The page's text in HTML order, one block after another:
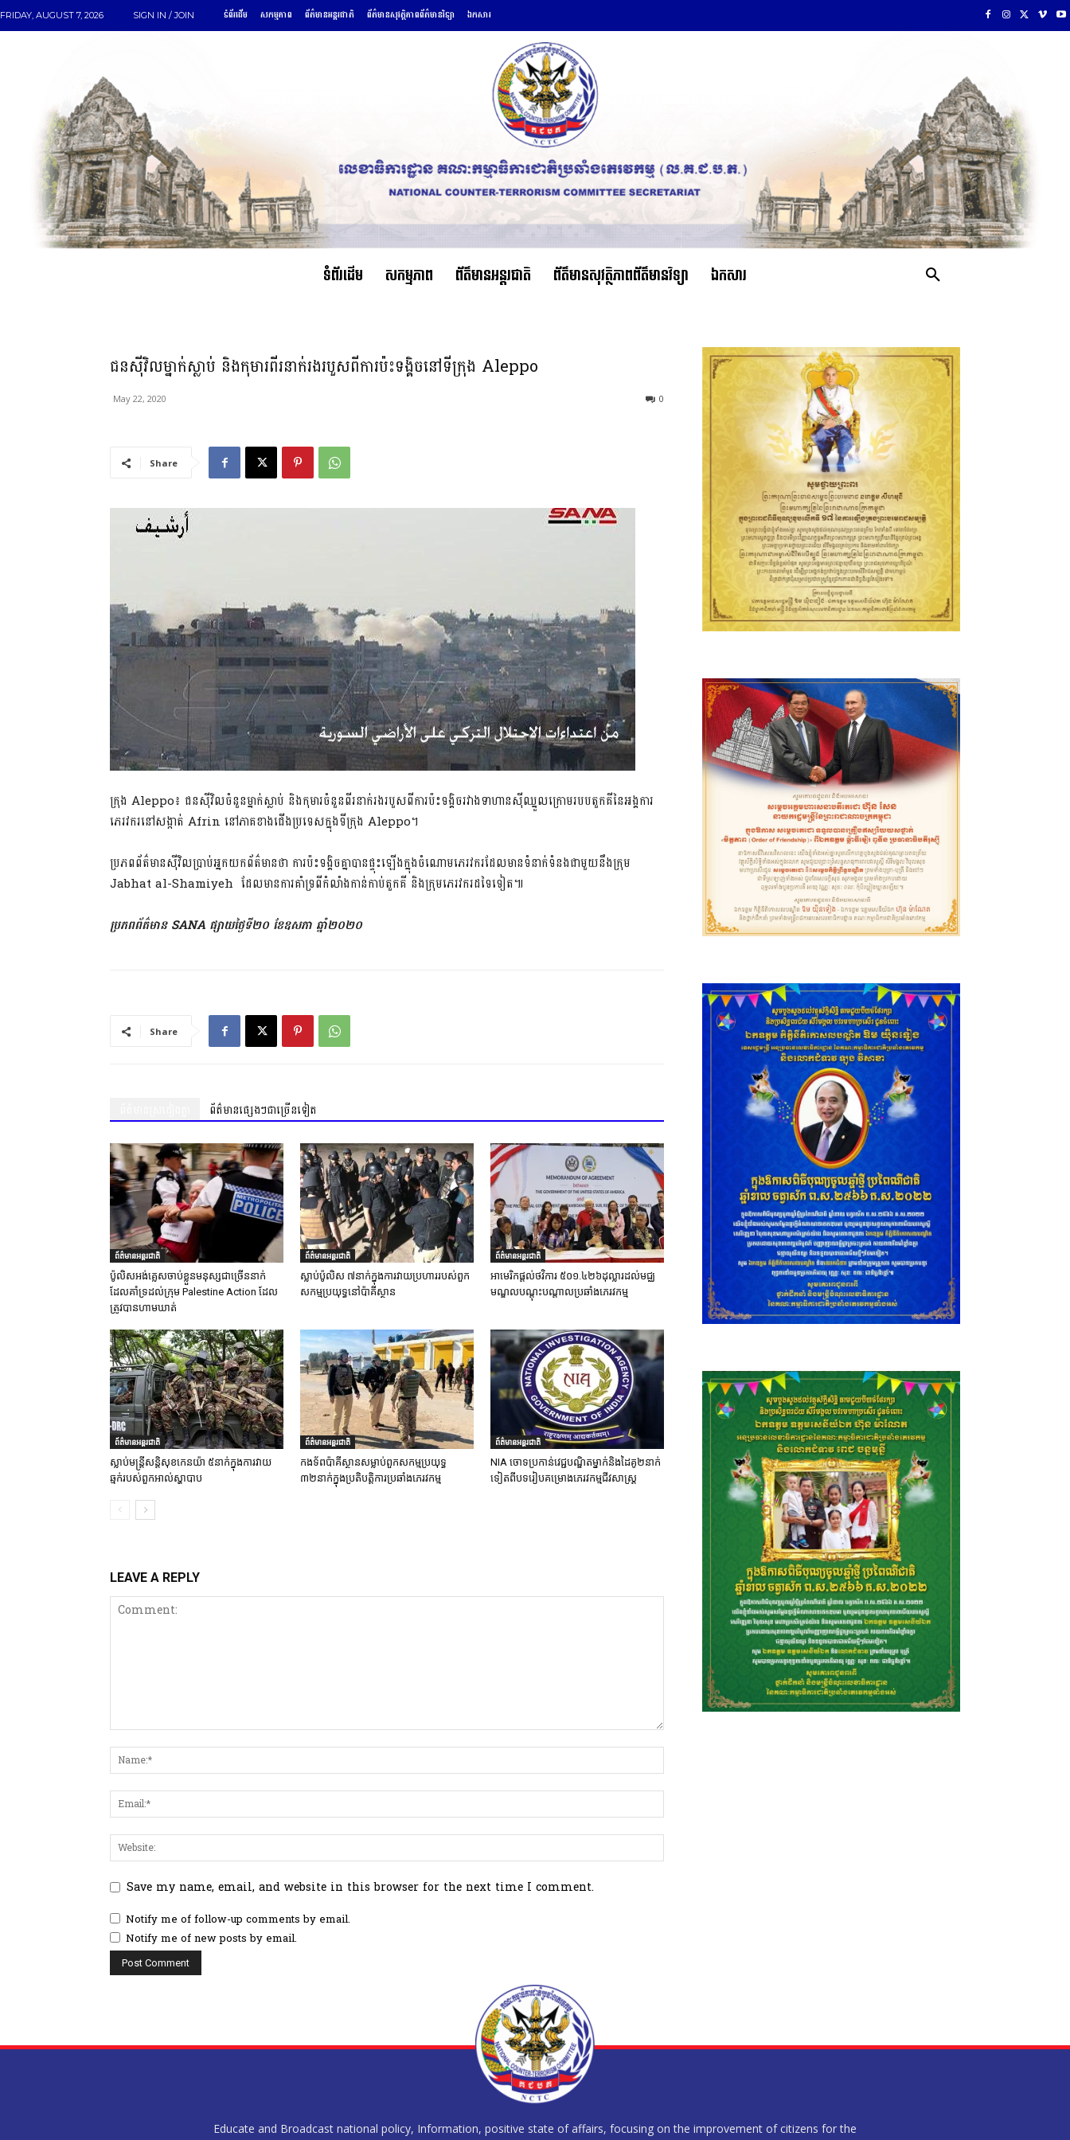
FRIDAY, AUGUST 7, 2026 SIGN IN / JOIN ទំព័រដើម សកម្មភាព ព័ត៌មានអន្តរជាតិ ព័ត៌មានសុវត្ថិភាពព័ត៌មានវិទ្យា ឯកសារ
ទំព័រដើម សកម្មភាព ព័ត៌មានអន្តរជាតិ ព័ត៌មានសុវត្ថិភាពព័ត៌មានវិទ្យា ឯកសារ
ជន​ស៊ីវិល​ម្នាក់​ស្លាប់ និង​កុមារ​ពីរ​នាក់​រងរបួស​ពី​ការប៉ះទង្គិច​នៅ​ទីក្រុង Aleppo
May 22, 2020 0
Share
ក្រុង Aleppo៖ ជន​ស៊ីវិល​ចំនួន​ម្នាក់​ស្លាប់ និង​កុមារ​ចំនួន​ពីរ​នាក់​រងរបួស​ពី​ការប៉ះទង្គិច​រវាង​ទាហាន​ស៊ីឈ្នួល​ក្រោម​របប​តួ​ក​គី​នៃ​អង្គការ​
ភេរវ​ករ​នៅ​សង្កាត់ Afrin នៅ​ភាគ​ខាងជើង​ប្រទេស​ក្នុង​ទីក្រុង Aleppo។
ប្រភពព័ត៌មាន​ស៊ីវិល​ប្រាប់​អ្នកយកព័ត៌មាន​ថា ការប៉ះទង្គិច​គ្នា​បាន​ផ្ទុះឡើង​ក្នុងចំណោម​ភេរវ​ករ​ដែលមាន​ទំនាក់ទំនង​ជាមួយនឹង​ក្រុម
Jabhat al-Shamiyeh ដែលមាន​ការគាំទ្រពី​កំលាំង​កាន់កាប់​តួ​ក​គី និង​ក្រុម​ភេរវ​ករ​ដទៃទៀត៕
ប្រភពព័ត៌មាន SANA ផ្សាយ​ថ្ងៃទី២០ ខែឧសភា ឆ្នាំ២០២០
Share
ព័ត៌មានផ្សេងៗជាច្រើនទៀត
ព័ត៌មានអន្តរជាតិ
ប៉ូលិសអង់គ្លេសចាប់ខ្លួនមនុស្សជាច្រើននាក់
ដែលគាំទ្រដល់ក្រុម Palestine Action ដែល
ត្រូវបានហាមឃាត់
ព័ត៌មានអន្តរជាតិ
ស្លាប់ប៉ូលិស ៧នាក់ក្នុងការវាយប្រហាររបស់ពួក
សកម្មប្រយុទ្ធនៅប៉ាគីស្ថាន
ព័ត៌មានអន្តរជាតិ
អាមេរិកផ្តល់ថវិការ ៥០១.៤២៦ដុល្លារដល់មជ្ឈ
មណ្ឌលបណ្តុះបណ្តាលប្រឆាំងភេរវកម្ម
ព័ត៌មានអន្តរជាតិ
ស្លាប់មន្ត្រីសន្តិសុខកេនយ៉ា ៥នាក់ក្នុងការវាយ
ឆ្មក់របស់ពួកអាល់ស្ហាបាប
ព័ត៌មានអន្តរជាតិ
កងទ័ពប៉ាគីស្ថានសម្លាប់ពួកសកម្មប្រយុទ្ធ
៣២នាក់ក្នុងប្រតិបត្តិការប្រឆាំងភេរវកម្ម
ព័ត៌មានអន្តរជាតិ
NIA ចោទប្រកាន់វេជ្ជបណ្ឌិតម្នាក់និងដៃគូ២នាក់
ទៀតពីបទរៀបគម្រោងភេរវកម្មជីវសាស្ត្រ
LEAVE A REPLY
Save my name, email, and website in this browser for the next time I comment.
Notify me of follow-up comments by email.
Notify me of new posts by email.
Educate and Broadcast national policy, Information, positive state of affairs, focusing on the improvement of citizens for the